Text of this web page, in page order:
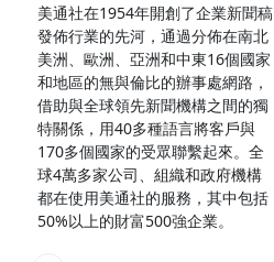
美通社在1954年開創了企業新聞稿
發佈行業的先河，通過分佈在南北
美洲、歐洲、亞洲和中東16個國家
和地區的無與倫比的辦事處網路，
借助與全球領先新聞機構之間的獨
特關係，用40多種語言將客戶與
170多個國家的受眾聯繫起來。全
球4萬多家公司、組織和政府機構
都在使用美通社的服務，其中包括
50%以上的財富500強企業。